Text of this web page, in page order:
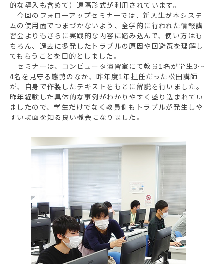
的な導入も含めて）遠隔形式が利用されています。
今回のフォローアップセミナーでは、新入生が本システ
ムの使用面でつまづかないよう、全学的に行われた情報講
習会よりもさらに実践的な内容に踏み込んで、使い方はも
ちろん、過去に多発したトラブルの原因や回避策を理解し
てもらうことを目的としました。
セミナーは、コンピュータ演習室にて教員1名が学生3～
4名を見守る態勢のなか、昨年度1年担任だった松田講師
が、自身で作製したテキストをもとに解説を行いました。
昨年経験した具体的な事例がわかりやすく盛り込まれてい
ましたので、学生だけでなく教員側もトラブルが発生しや
すい場面を知る良い機会になりました。